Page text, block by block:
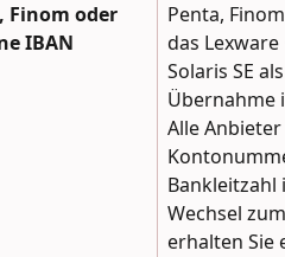
Finom oder
IBAN
Penta,
das
Solaris SE
Übernahme
Alle
Bankleitzahl
Wechsel
erhalten Sie